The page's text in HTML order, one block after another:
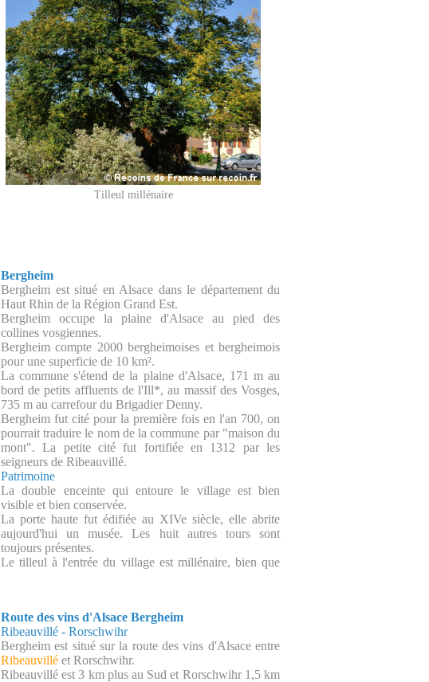
Tilleul millénaire
Bergheim
Bergheim est situé en Alsace dans le département du
Haut Rhin de la Région Grand Est.
Bergheim occupe la plaine d'Alsace au pied des
collines vosgiennes.
Bergheim compte 2000 bergheimoises et bergheimois
pour une superficie de 10 km².
La commune s'étend de la plaine d'Alsace, 171 m au
bord de petits affluents de l'Ill*, au massif des Vosges,
735 m au carrefour du Brigadier Denny.
Bergheim fut cité pour la première fois en l'an 700, on
pourrait traduire le nom de la commune par "maison du
mont". La petite cité fut fortifiée en 1312 par les
seigneurs de Ribeauvillé.
Patrimoine
La double enceinte qui entoure le village est bien
visible et bien conservée.
La porte haute fut édifiée au XIVe siècle, elle abrite
aujourd'hui un musée. Les huit autres tours sont
toujours présentes.
Le tilleul à l'entrée du village est millénaire, bien que
Route des vins d'Alsace Bergheim
Ribeauvillé - Rorschwihr
Bergheim est situé sur la route des vins d'Alsace entre
Ribeauvillé et Rorschwihr.
Ribeauvillé est 3 km plus au Sud et Rorschwihr 1,5 km